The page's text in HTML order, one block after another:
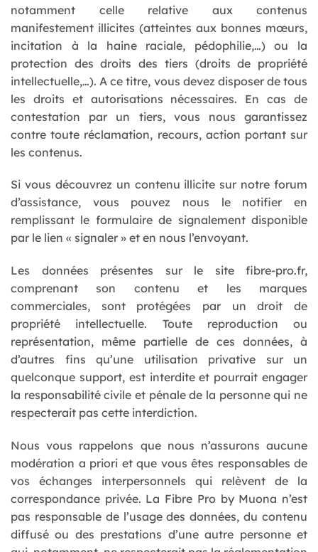
notamment celle relative aux contenus
manifestement illicites (atteintes aux bonnes mœurs,
incitation à la haine raciale, pédophilie,…) ou la
protection des droits des tiers (droits de propriété
intellectuelle,…). A ce titre, vous devez disposer de tous
les droits et autorisations nécessaires. En cas de
contestation par un tiers, vous nous garantissez
contre toute réclamation, recours, action portant sur
les contenus.
Si vous découvrez un contenu illicite sur notre forum
d’assistance, vous pouvez nous le notifier en
remplissant le formulaire de signalement disponible
par le lien « signaler » et en nous l’envoyant.
Les données présentes sur le site fibre-pro.fr,
comprenant son contenu et les marques
commerciales, sont protégées par un droit de
propriété intellectuelle. Toute reproduction ou
représentation, même partielle de ces données, à
d’autres fins qu’une utilisation privative sur un
quelconque support, est interdite et pourrait engager
la responsabilité civile et pénale de la personne qui ne
respecterait pas cette interdiction.
Nous vous rappelons que nous n’assurons aucune
modération a priori et que vous êtes responsables de
vos échanges interpersonnels qui relèvent de la
correspondance privée. La Fibre Pro by Muona n’est
pas responsable de l’usage des données, du contenu
diffusé ou des prestations d’une autre personne et